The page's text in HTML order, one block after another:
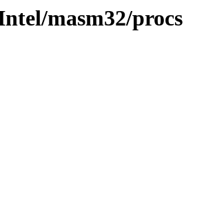
masm32/procs